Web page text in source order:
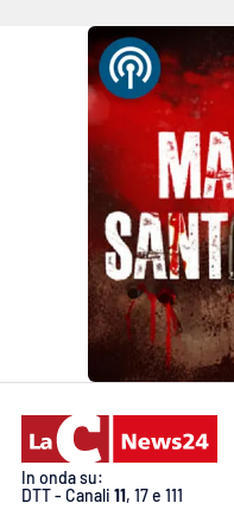
Laconair.it
Lacitymag.it
Lacapitalenews.it
Ilreggino.it
Cosenzachannel.it
Ilvibonese.it
Catanzarochannel.it
APP
In onda su:
DTT - Canali 11, 17 e 111